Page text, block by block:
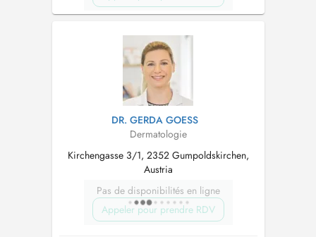
DR. GERDA GOESS
Dermatologie
Kirchengasse 3/1, 2352 Gumpoldskirchen,
Austria
Pas de disponibilités en ligne
Appeler pour prendre RDV